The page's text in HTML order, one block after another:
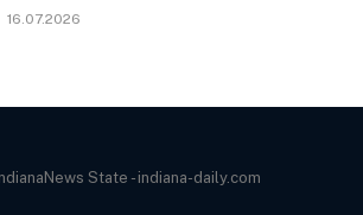
16.07.2026
State - indiana-daily.com